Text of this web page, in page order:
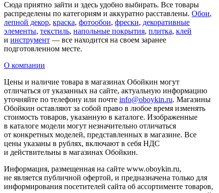
Сюда приятно зайти и здесь удобно выбирать. Все товары
распределены по категориям и аккуратно расставлены. Обои,
лепной декор, краска, фотообои, фрески, декоративные
элементы, текстиль, напольные покрытия, плитка, клей
и инструмент — все находится на своем заранее
подготовленном месте.
О компании
Цены и наличие товара в магазинах Обойкин могут
отличаться от указанных на сайте, актуальную информацию
уточняйте по телефону или почте info@oboykin.ru. Магазины
Обойкин оставляют за собой право в любое время изменять
стоимость товаров, указанную в каталоге. Изображенные
в каталоге модели могут незначительно отличаться
от конкретных моделей, представленных в магазине. Все
цены указаны в рублях, включают в себя НДС
и действительны в магазинах Обойкин.
Информация, размещенная на сайте www.oboykin.ru,
не является публичной офертой, и предназначена только для
информирования посетителей сайта об ассортименте товаров,